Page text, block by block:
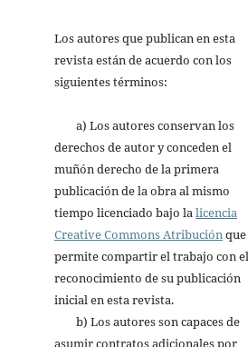
Los autores que publican en esta
revista están de acuerdo con los
siguientes términos:
a) Los autores conservan los
derechos de autor y conceden el
muñón derecho de la primera
publicación de la obra al mismo
tiempo licenciado bajo lalicencia
Creative Commons Atribuciónque
permite compartir el trabajo con el
reconocimiento de su publicación
inicial en esta revista.
b) Los autores son capaces de
asumir contratos adicionales por